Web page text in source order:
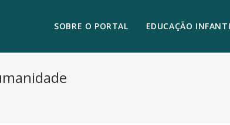
SOBRE O PORTAL EDUCAÇÃO